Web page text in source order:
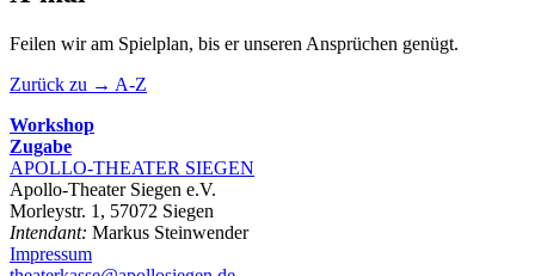
Feilen wir am Spielplan, bis er unseren Ansprüchen genügt.
Zurück zu → A-Z
Workshop
Zugabe
APOLLO-THEATER SIEGEN
Apollo-Theater Siegen e.V.
Morleystr. 1, 57072 Siegen
Intendant: Markus Steinwender
Impressum